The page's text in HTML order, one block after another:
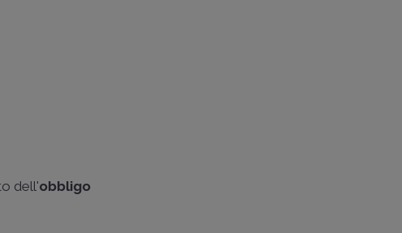
dell'obbligo